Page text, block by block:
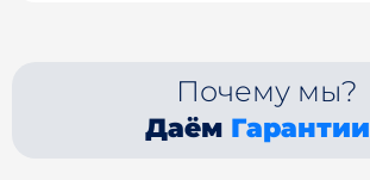
Почему мы?
Даём Гарантии